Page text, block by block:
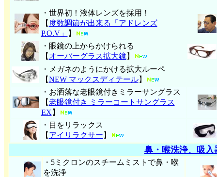
・世界初！液体レンズを採用！
【 度数調節が出来る「アドレンズ
P.O.V」
】
・眼鏡の上からかけられる
【 オーバーグラス拡大鏡】
・メガネのようにかける拡大ルーペ
【NEW マックスディテール】
・お洒落な老眼鏡付きミラーサングラス
【老眼鏡付き ミラーコートサングラス
EX 】
・目をリラックス
【 アイリラクサー 】
鼻・喉洗浄、吸入
・5ミクロンのスチームミストで鼻・喉
を洗浄